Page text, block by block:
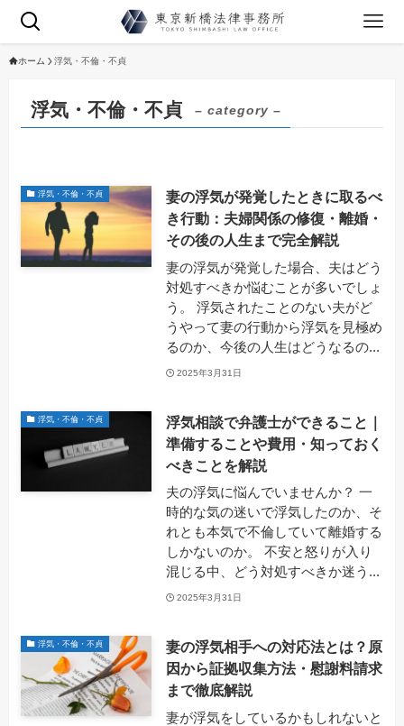
ホーム 浮気・不倫・不貞
浮気・不倫・不貞 – category –
浮気・不倫・不貞
妻の浮気が発覚したときに取るべ
き行動：夫婦関係の修復・離婚・
その後の人生まで完全解説
妻の浮気が発覚した場合、夫はどう
対処すべきか悩むことが多いでしょ
う。 浮気されたことのない夫がど
うやって妻の行動から浮気を見極め
るのか、今後の人生はどうなるの...
2025年3月31日
浮気・不倫・不貞
浮気相談で弁護士ができること｜
準備することや費用・知っておく
べきことを解説
夫の浮気に悩んでいませんか？ 一
時的な気の迷いで浮気したのか、そ
れとも本気で不倫していて離婚する
しかないのか。 不安と怒りが入り
混じる中、どう対処すべきか迷う...
2025年3月31日
浮気・不倫・不貞
妻の浮気相手への対応法とは？原
因から証拠収集方法・慰謝料請求
まで徹底解説
妻が浮気をしているかもしれないと